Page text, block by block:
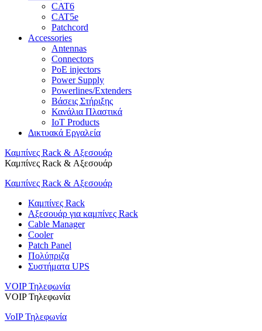
CAT6
CAT5e
Patchcord
Accessories
Antennas
Connectors
PoE injectors
Power Supply
Powerlines/Extenders
Βάσεις Στήριξης
Κανάλια Πλαστικά
IoT Products
Δικτυακά Εργαλεία
Καμπίνες Rack & Αξεσουάρ
Καμπίνες Rack & Αξεσουάρ
Καμπίνες Rack & Αξεσουάρ
Καμπίνες Rack
Αξεσουάρ για καμπίνες Rack
Cable Manager
Cooler
Patch Panel
Πολύπριζα
Συστήματα UPS
VOIP Τηλεφωνία
VOIP Τηλεφωνία
VoIP Τηλεφωνία